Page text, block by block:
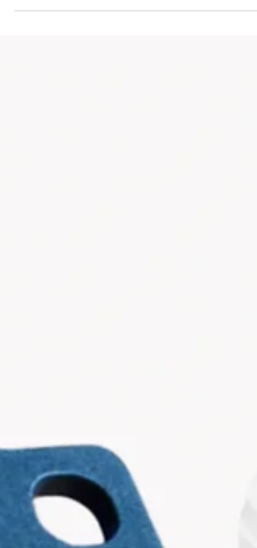
Ideen für Frauen